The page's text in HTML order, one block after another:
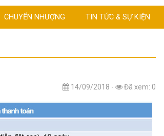
CHUYỂN NHƯỢNG TIN TỨC & SỰ KIỆN
14/09/2018 - Đã xem: 0